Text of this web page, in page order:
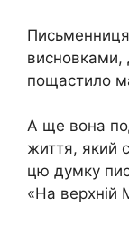
висновками,
пощастило
А ще вона
життя, який
цю думку
«На верхній